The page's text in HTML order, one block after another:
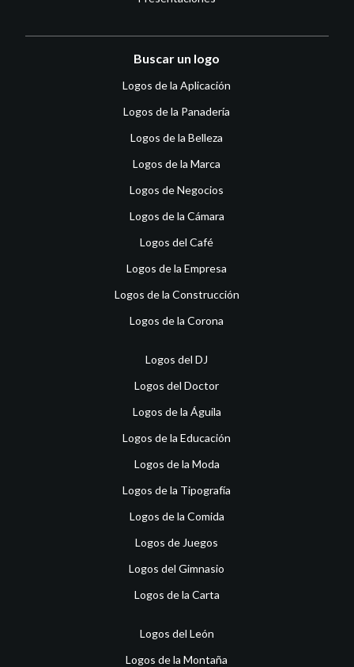
Buscar un logo
Logos de la Aplicación
Logos de la Panadería
Logos de la Belleza
Logos de la Marca
Logos de Negocios
Logos de la Cámara
Logos del Café
Logos de la Empresa
Logos de la Construcción
Logos de la Corona
Logos del DJ
Logos del Doctor
Logos de la Águila
Logos de la Educación
Logos de la Moda
Logos de la Tipografía
Logos de la Comida
Logos de Juegos
Logos del Gimnasio
Logos de la Carta
Logos del León
Logos de la Montaña